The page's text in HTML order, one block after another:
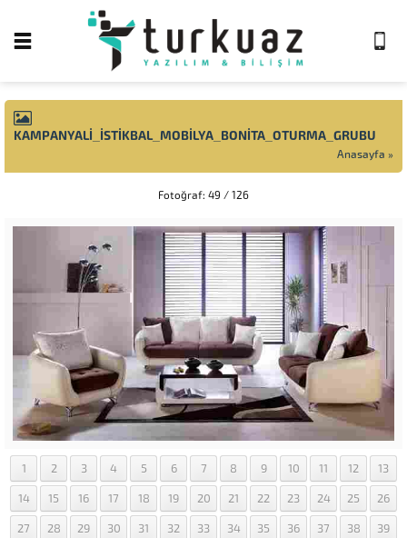
KAMPANYALI_ISTIKBAL_MOBILYA_BONITA_OTURMA_GRUBU
Anasayfa »
Fotoğraf: 49 / 126
1 2 3 4 5 6 7 8 9 10 11 12 13
14 15 16 17 18 19 20 21 22 23 24 25 26
27 28 29 30 31 32 33 34 35 36 37 38 39